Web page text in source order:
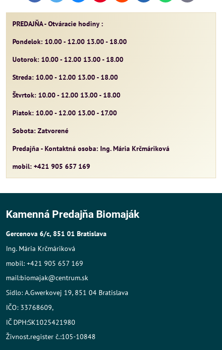
mail
PREDAJŇA - Otváracie hodiny :
Pondelok: 10.00 - 12.00 13.00 - 18.00
Uotorok: 10.00 - 12.00 13.00 - 18.00
Streda: 10.00 - 12.00 13.00 - 18.00
Štvrtok: 10.00 - 12.00 13.00 - 18.00
Piatok: 10.00 - 12.00 13.00 - 17.00
Sobota: Zatvorené
Predajňa - Kontaktná osoba: Ing. Mária Krčmáriková
mobil: +421 905 657 169
Kamenná Predajňa Biomaják
Gercenova 6/c, 851 01 Bratislava
Ing. Mária Krčmáriková
mobil: +421 905 657 169
mail:biomajak@centrum.sk
Sídlo: A.Gwerkovej 19, 851 04 Bratislava
IČO: 33768609,
IČ DPH:SK1025421980
Živnost.register č.:105-10848